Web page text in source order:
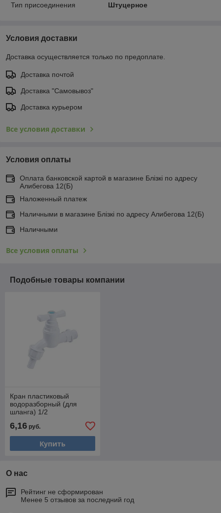
Тип присоединения
Штуцерное
Условия доставки
Доставка осуществляется только по предоплате.
Доставка почтой
Доставка "Самовывоз"
Доставка курьером
Все условия доставки
Условия оплаты
Оплата банковской картой в магазине Блiзкi по адресу
Алибегова 12(Б)
Наложенный платеж
Наличными в магазине Блiзкi по адресу Алибегова 12(Б)
Наличными
Все условия оплаты
Подобные товары компании
Кран пластиковый
водоразборный (для
шланга) 1/2
6,16 руб.
Купить
О нас
Рейтинг не сформирован
Менее 5 отзывов за последний год